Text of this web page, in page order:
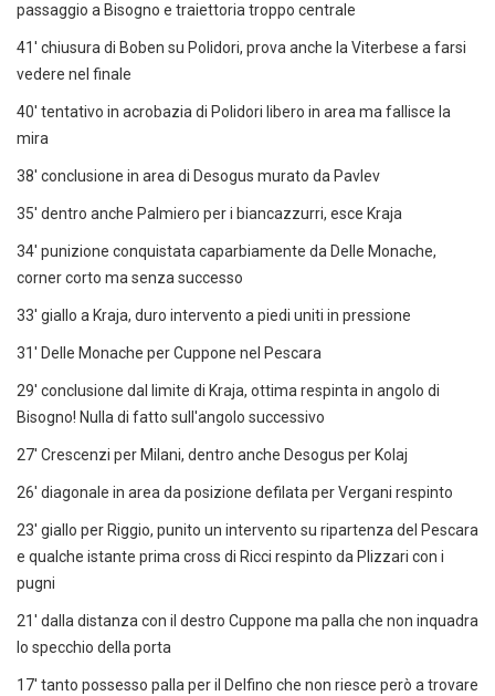
passaggio a Bisogno e traiettoria troppo centrale
41' chiusura di Boben su Polidori, prova anche la Viterbese a farsi
vedere nel finale
40' tentativo in acrobazia di Polidori libero in area ma fallisce la
mira
38' conclusione in area di Desogus murato da Pavlev
35' dentro anche Palmiero per i biancazzurri, esce Kraja
34' punizione conquistata caparbiamente da Delle Monache,
corner corto ma senza successo
33' giallo a Kraja, duro intervento a piedi uniti in pressione
31' Delle Monache per Cuppone nel Pescara
29' conclusione dal limite di Kraja, ottima respinta in angolo di
Bisogno! Nulla di fatto sull'angolo successivo
27' Crescenzi per Milani, dentro anche Desogus per Kolaj
26' diagonale in area da posizione defilata per Vergani respinto
23' giallo per Riggio, punito un intervento su ripartenza del Pescara
e qualche istante prima cross di Ricci respinto da Plizzari con i
pugni
21' dalla distanza con il destro Cuppone ma palla che non inquadra
lo specchio della porta
17' tanto possesso palla per il Delfino che non riesce però a trovare